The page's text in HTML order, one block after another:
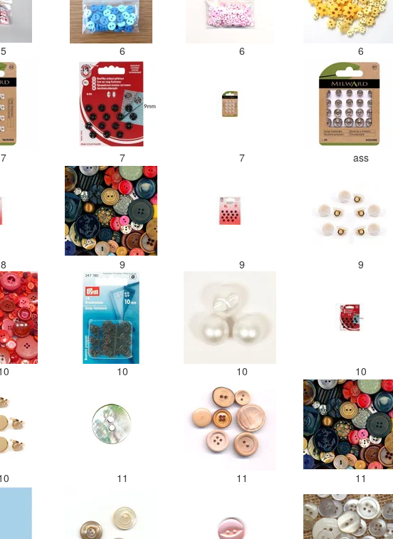
5 6 6 6
7 7 7 ass
8 9 9 9
10 10 10
11 11 11